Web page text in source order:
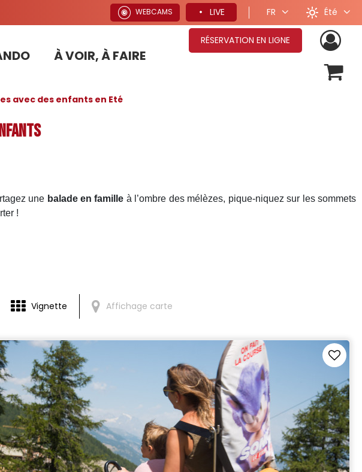
WEBCAMS LIVE FR Été
À VOIR, À FAIRE
RÉSERVATION EN LIGNE
avec des enfants en Eté
une balade en famille à l’ombre des mélèzes, pique-niquez sur les sommets
!
Vignette Affichage carte